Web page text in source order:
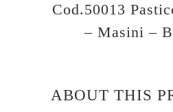
Cod.50013
– Masini –
ABOUT THIS